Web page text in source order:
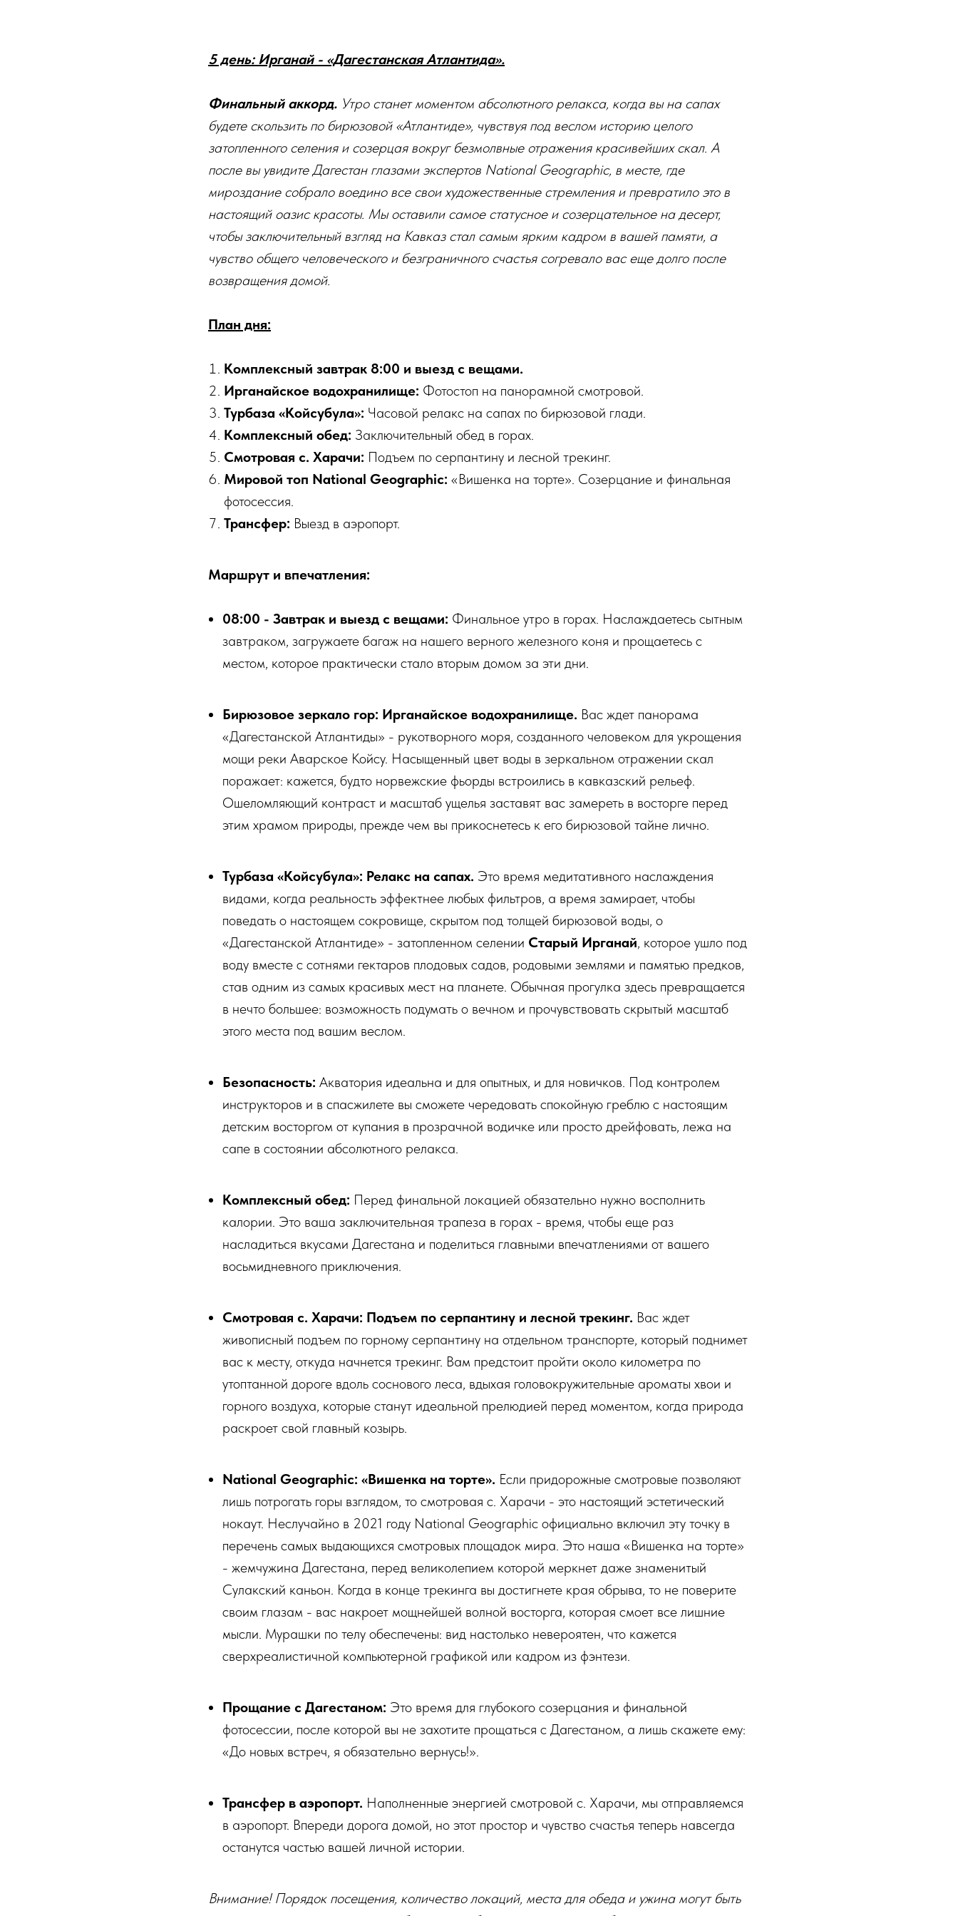
5 день: Ирганай - «Дагестанская Атлантида».
Финальный аккорд. Утро станет моментом абсолютного релакса, когда вы на сапах
будете скользить по бирюзовой «Атлантиде», чувствуя под веслом историю целого
затопленного селения и созерцая вокруг безмолвные отражения красивейших скал. А
после вы увидите Дагестан глазами экспертов National Geographic, в месте, где
мироздание собрало воедино все свои художественные стремления и превратило это в
настоящий оазис красоты. Мы оставили самое статусное и созерцательное на десерт,
чтобы заключительный взгляд на Кавказ стал самым ярким кадром в вашей памяти, а
чувство общего человеческого и безграничного счастья согревало вас еще долго после
возвращения домой.
План дня:
Комплексный завтрак 8:00 и выезд с вещами.
Ирганайское водохранилище: Фотостоп на панорамной смотровой.
Турбаза «Койсубула»: Часовой релакс на сапах по бирюзовой глади.
Комплексный обед: Заключительный обед в горах.
Смотровая с. Харачи: Подъем по серпантину и лесной трекинг.
Мировой топ National Geographic: «Вишенка на торте». Созерцание и финальная
фотосессия.
Трансфер: Выезд в аэропорт.
Маршрут и впечатления:
08:00 - Завтрак и выезд с вещами: Финальное утро в горах. Наслаждаетесь сытным
завтраком, загружаете багаж на нашего верного железного коня и прощаетесь с
местом, которое практически стало вторым домом за эти дни.
Бирюзовое зеркало гор: Ирганайское водохранилище. Вас ждет панорама
«Дагестанской Атлантиды» - рукотворного моря, созданного человеком для укрощения
мощи реки Аварское Койсу. Насыщенный цвет воды в зеркальном отражении скал
поражает: кажется, будто норвежские фьорды встроились в кавказский рельеф.
Ошеломляющий контраст и масштаб ущелья заставят вас замереть в восторге перед
этим храмом природы, прежде чем вы прикоснетесь к его бирюзовой тайне лично.
Турбаза «Койсубула»: Релакс на сапах. Это время медитативного наслаждения
видами, когда реальность эффектнее любых фильтров, а время замирает, чтобы
поведать о настоящем сокровище, скрытом под толщей бирюзовой воды, о
«Дагестанской Атлантиде» - затопленном селении Старый Ирганай, которое ушло под
воду вместе с сотнями гектаров плодовых садов, родовыми землями и памятью предков,
став одним из самых красивых мест на планете. Обычная прогулка здесь превращается
в нечто большее: возможность подумать о вечном и прочувствовать скрытый масштаб
этого места под вашим веслом.
Безопасность: Акватория идеальна и для опытных, и для новичков. Под контролем
инструкторов и в спасжилете вы сможете чередовать спокойную греблю с настоящим
детским восторгом от купания в прозрачной водичке или просто дрейфовать, лежа на
сапе в состоянии абсолютного релакса.
Комплексный обед: Перед финальной локацией обязательно нужно восполнить
калории. Это ваша заключительная трапеза в горах - время, чтобы еще раз
насладиться вкусами Дагестана и поделиться главными впечатлениями от вашего
восьмидневного приключения.
Смотровая с. Харачи: Подъем по серпантину и лесной трекинг. Вас ждет
живописный подъем по горному серпантину на отдельном транспорте, который поднимет
вас к месту, откуда начнется трекинг. Вам предстоит пройти около километра по
утоптанной дороге вдоль соснового леса, вдыхая головокружительные ароматы хвои и
горного воздуха, которые станут идеальной прелюдией перед моментом, когда природа
раскроет свой главный козырь.
National Geographic: «Вишенка на торте». Если придорожные смотровые позволяют
лишь потрогать горы взглядом, то смотровая с. Харачи - это настоящий эстетический
нокаут. Неслучайно в 2021 году National Geographic официально включил эту точку в
перечень самых выдающихся смотровых площадок мира. Это наша «Вишенка на торте»
- жемчужина Дагестана, перед великолепием которой меркнет даже знаменитый
Сулакский каньон. Когда в конце трекинга вы достигнете края обрыва, то не поверите
своим глазам - вас накроет мощнейшей волной восторга, которая смоет все лишние
мысли. Мурашки по телу обеспечены: вид настолько невероятен, что кажется
сверхреалистичной компьютерной графикой или кадром из фэнтези.
Прощание с Дагестаном: Это время для глубокого созерцания и финальной
фотосессии, после которой вы не захотите прощаться с Дагестаном, а лишь скажете ему:
«До новых встреч, я обязательно вернусь!».
Трансфер в аэропорт. Наполненные энергией смотровой с. Харачи, мы отправляемся
в аэропорт. Впереди дорога домой, но этот простор и чувство счастья теперь навсегда
останутся частью вашей личной истории.
Внимание! Порядок посещения, количество локаций, места для обеда и ужина могут быть